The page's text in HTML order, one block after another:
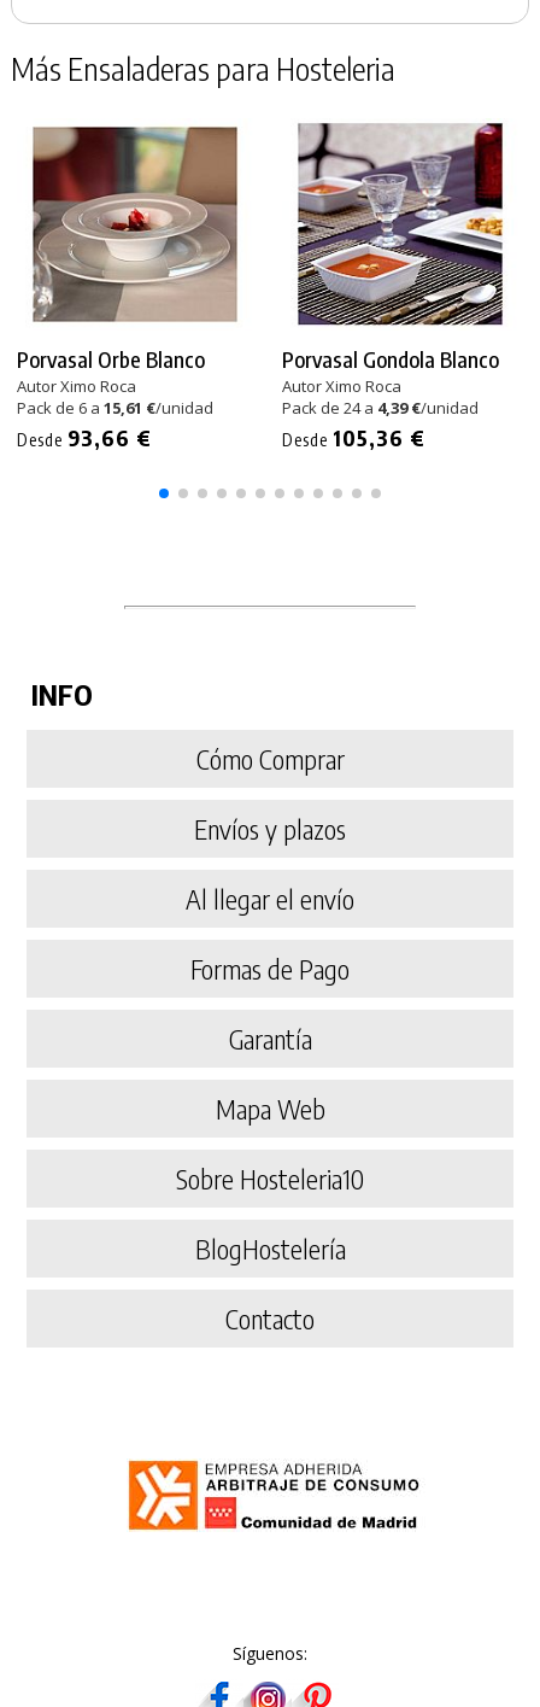
Más Ensaladeras para Hosteleria
Porvasal Orbe Blanco
Autor Ximo Roca
Pack de 6 a 15,61 €/unidad
Desde 93,66 €
Porvasal Gondola Blanco
Autor Ximo Roca
Pack de 24 a 4,39 €/unidad
Desde 105,36 €
INFO
Cómo Comprar
Envíos y plazos
Al llegar el envío
Formas de Pago
Garantía
Mapa Web
Sobre Hosteleria10
BlogHostelería
Contacto
Síguenos: